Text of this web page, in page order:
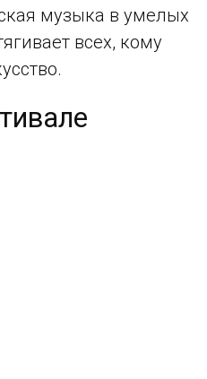
музыка в умелых
всех, кому